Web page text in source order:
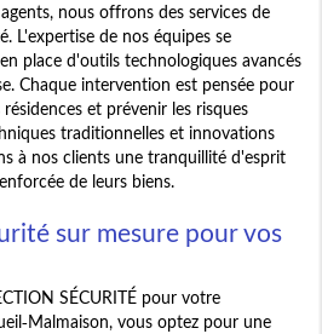
nous offrons des services de
L'expertise de nos équipes se
place d'outils technologiques avancés
Chaque intervention est pensée pour
et prévenir les risques
traditionnelles et innovations
à nos clients une tranquillité d'esprit
de leurs biens.
sur mesure pour vos
SÉCURITÉ pour votre
Malmaison, vous optez pour une